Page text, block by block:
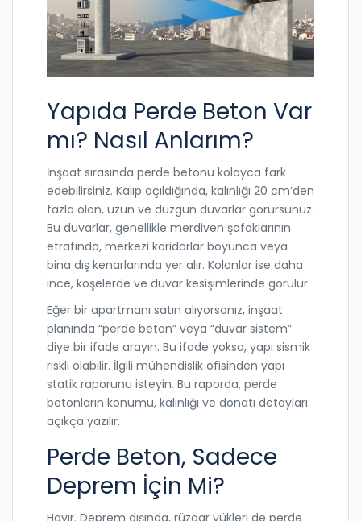
Yapıda Perde Beton Var
mı? Nasıl Anlarım?
İnşaat sırasında perde betonu kolayca fark
edebilirsiniz. Kalıp açıldığında, kalınlığı 20 cm’den
fazla olan, uzun ve düzgün duvarlar görürsünüz.
Bu duvarlar, genellikle merdiven şafaklarının
etrafında, merkezi koridorlar boyunca veya
bina dış kenarlarında yer alır. Kolonlar ise daha
ince, köşelerde ve duvar kesişimlerinde görülür.
Eğer bir apartmanı satın alıyorsanız, inşaat
planında “perde beton” veya “duvar sistem”
diye bir ifade arayın. Bu ifade yoksa, yapı sismik
riskli olabilir. İlgili mühendislik ofisinden yapı
statik raporunu isteyin. Bu raporda, perde
betonların konumu, kalınlığı ve donatı detayları
açıkça yazılır.
Perde Beton, Sadece
Deprem İçin Mi?
Hayır. Deprem dışında, rüzgar yükleri de perde